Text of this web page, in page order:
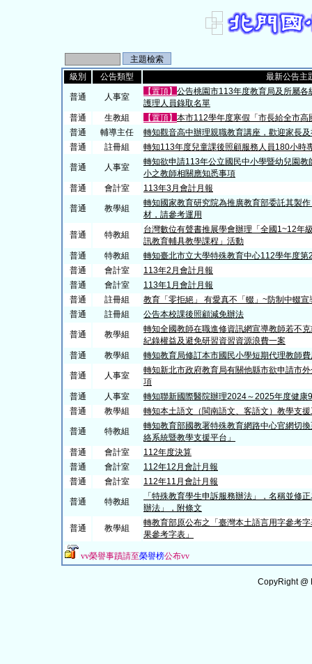
級別 公告類型 最新公告主
普通 人事室
【置頂】 公告桃園市113年度教育局及所屬
護理人員錄取名單
普通
生教組 【置頂】 本市112學年度寒假「市長給全市高
普通
輔導主任
轉知觀音高中辦理親職教育講座，歡迎家長
普通
註冊組 轉知113年度兒童課後照顧服務人員180小時
普通 人事室
轉知欲申請113年公立國民中小學暨幼兒園
小之教師相關應知悉事項
普通
會計室 113年3月會計月報
普通 教學組
轉知國家教育研究院為推廣教育部委託其製
材，請參考運用
普通 特教組
台灣數位有聲書推展學會辦理「全國1~12年
訊教育輔具教學課程」活動
普通
特教組
轉知臺北市立大學特殊教育中心112學年度第
普通
會計室
113年2月會計月報
普通
會計室
113年1月會計月報
普通
註冊組
教育「零拒絕」 有愛真不「輟」~防制中輟宣
普通
註冊組 公告本校課後照顧減免辦法
普通 教學組
轉知全國教師在職進修資訊網宣導教師若不
紀錄權益及避免研習資習資源浪費一案
普通
教學組 轉知教育局修訂本市國民小學短期代理教師
普通 人事室
轉知新北市政府教育局有關他縣市欲申請市
項
普通
人事室
轉知聯新國際醫院辦理2024～2025年度健康
普通
教學組 轉知本土語文（閩南語文、客語文）教學支
普通 特教組
轉知教育部國教署特殊教育網路中心官網切
絡系統暨教學支援平台」
普通
會計室
112年度決算
普通
會計室
112年12月會計月報
普通
會計室 112年11月會計月報
普通 特教組
「特殊教育學生申訴服務辦法」，名稱並修
辦法」，附條文
普通 教學組
轉教育部原公布之「臺灣本土語言用字參考
果參考字表」
vv榮譽事蹟請至榮譽榜公布vv
CopyRight @